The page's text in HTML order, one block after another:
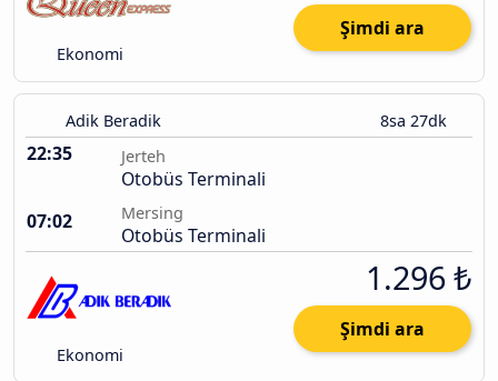
Ekonomi
Şimdi ara
Adik Beradik 8sa 27dk
22:35 Jerteh
Otobüs Terminali
07:02
Mersing
Otobüs Terminali
Ekonomi
1.296 ₺
Şimdi ara